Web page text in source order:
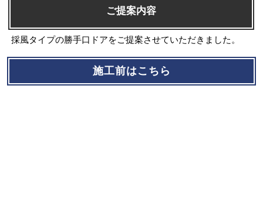
ご提案内容
採風タイプの勝手口ドアをご提案させていただきました。
施工前はこちら